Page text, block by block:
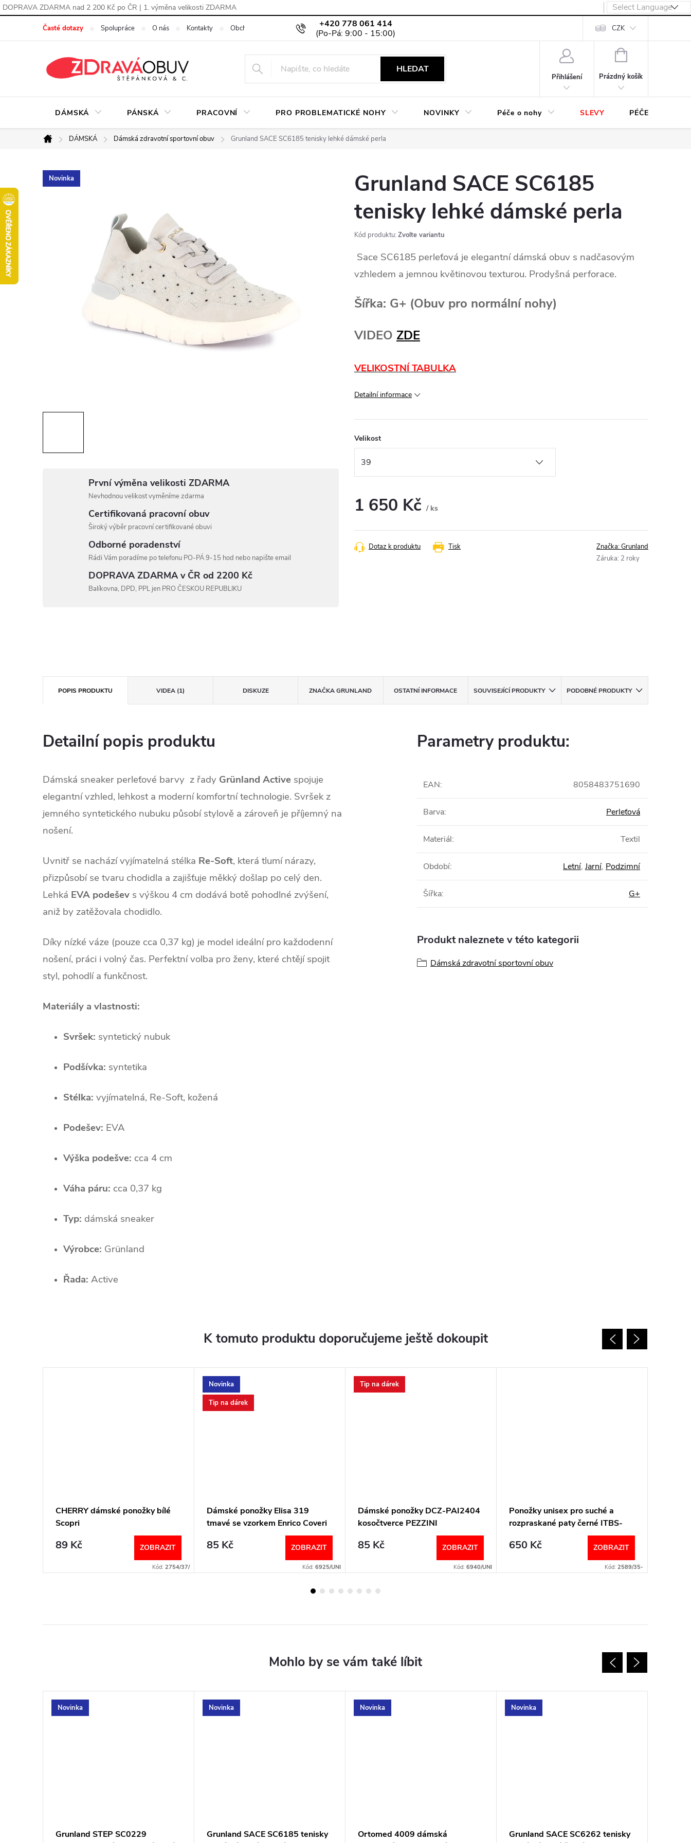
DOPRAVA ZDARMA nad 2 200 Kč po ČR | 1. výměna velikosti ZDARMA
+420 778 061 414
Časté dotazy Spolupráce O nás Kontakty Obchodní podmínky Podmínky ochrany osobních údajů CZK
HLEDAT
Přihlášení
NÁKUPNÍ
Prázdný košík
DÁMSKÁ PÁNSKÁ PRACOVNÍ PRO PROBLEMATICKÉ NOHY NOVINKY Péče o nohy SLEVY PÉČE O OBUV
Domů
DÁMSKÁ Dámská zdravotní sportovní obuv Grunland SACE SC6185 tenisky lehké dámské perla
Novinka
První výměna velikosti ZDARMA
Nevhodnou velikost vyměníme zdarma
Certifikovaná pracovní obuv
Široký výběr pracovní certifikované obuvi
Odborné poradenství
Rádi Vám poradíme po telefonu PO-PÁ 9-15 hod nebo napište email
DOPRAVA ZDARMA v ČR od 2200 Kč
Balíkovna, DPD, PPL jen PRO ČESKOU REPUBLIKU
Grunland SACE SC6185
tenisky lehké dámské perla
Kód produktu: Zvolte variantu
Sace SC6185 perleťová je elegantní dámská obuv s nadčasovým
vzhledem a jemnou květinovou texturou. Prodyšná perforace.
Šířka: G+ (Obuv pro normální nohy)
VIDEO ZDE
VELIKOSTNÍ TABULKA
Detailní informace
Velikost
1 650 Kč / ks
cena:
Tisk
Dotaz k produktu Značka:Grunland
Záruka: 2 roky
POPIS PRODUKTU VIDEA (1) DISKUZE ZNAČKAGRUNLAND OSTATNÍ INFORMACE SOUVISEJÍCÍ PRODUKTY PODOBNÉ PRODUKTY
Detailní popis produktu
Dámská sneaker perleťové barvy z řady Grünland Active spojuje
elegantní vzhled, lehkost a moderní komfortní technologie. Svršek z
jemného syntetického nubuku působí stylově a zároveň je příjemný na
nošení.
Uvnitř se nachází vyjímatelná stélka Re‑Soft, která tlumí nárazy,
přizpůsobí se tvaru chodidla a zajišťuje měkký došlap po celý den.
Lehká EVA podešev s výškou 4 cm dodává botě pohodlné zvýšení,
aniž by zatěžovala chodidlo.
Díky nízké váze (pouze cca 0,37 kg) je model ideální pro každodenní
nošení, práci i volný čas. Perfektní volba pro ženy, které chtějí spojit
styl, pohodlí a funkčnost.
Materiály a vlastnosti:
Svršek: syntetický nubuk
Podšívka: syntetika
Stélka: vyjímatelná, Re‑Soft, kožená
Podešev: EVA
Výška podešve: cca 4 cm
Váha páru: cca 0,37 kg
Typ: dámská sneaker
Výrobce: Grünland
Řada: Active
Parametry produktu:
EAN: 8058483751690
Barva: Perleťová
Materiál: Textil
Období: Letní, Jarní, Podzimní
Šířka: G+
Produkt naleznete v této kategorii
Dámská zdravotní sportovní obuv
K tomuto produktu doporučujeme ještě dokoupit
CHERRY dámské ponožky bílé
Scopri
89 Kč ZOBRAZIT
Kód: 2754/37/
Novinka
Tip na dárek
Dámské ponožky Elisa 319
tmavé se vzorkem Enrico Coveri
85 Kč ZOBRAZIT
Kód: 6925/UNI
Tip na dárek
Dámské ponožky DCZ-PAI2404
kosočtverce PEZZINI
85 Kč ZOBRAZIT
Kód: 6940/UNI
Ponožky unisex pro suché a
rozpraskané paty černé ITBS-
650 Kč ZOBRAZIT
Kód: 2589/35-
Novinka
Grunland STEP SC0229
Novinka
Grunland SACE SC6185 tenisky
Novinka
Ortomed 4009 dámská
Novinka
Grunland SACE SC6262 tenisky